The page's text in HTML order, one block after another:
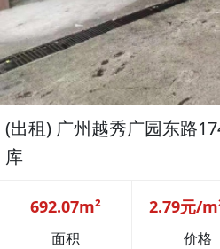
(出租) 广州越秀广园东路
库
692.07m²
面积
2.79元/
价格